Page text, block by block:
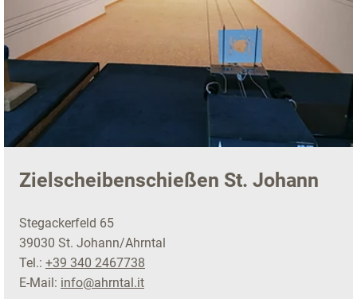
Zielscheibenschießen St. Johann
Stegackerfeld 65
39030 St. Johann/Ahrntal
Tel.: +39 340 2467738
E-Mail: info@ahrntal.it